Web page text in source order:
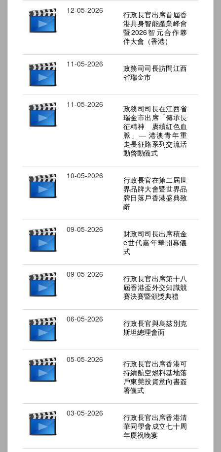
12-05-2026
行政長官出席首屆香
港具身智能產業峰會
暨2026智元合作夥
伴大會（香港）
11-05-2026
政務司司長訪問江西
省瑞金市
11-05-2026
政務司司長在江西省
瑞金市出席「傳承長
征精神 賡續紅色血
脈」— 港澳青年重
走長征路系列交流活
動啓動儀式
10-05-2026
行政長官在第二屆世
界品牌大會暨世界品
牌日落戶香港盛典致
辭
09-05-2026
財政司司長出席積金
e世代嘉年華開幕儀
式
09-05-2026
行政長官出席第十八
屆香港盃外交知識競
賽決賽暨頒獎典禮
06-05-2026
行政長官與烏茲別克
斯坦總理會面
05-05-2026
行政長官出席香港可
持續航空燃料基地落
戶東莞投資意向書簽
署儀式
03-05-2026
行政長官出席香港清
華同學會成立七十周
年慶祝晚宴